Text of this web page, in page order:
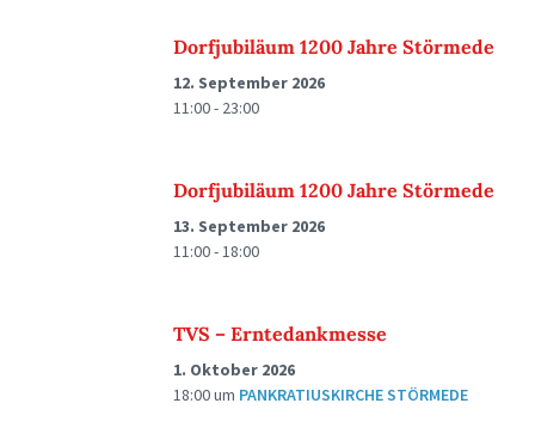
Dorfjubiläum 1200 Jahre Störmede
12. September 2026
11:00 - 23:00
Dorfjubiläum 1200 Jahre Störmede
13. September 2026
11:00 - 18:00
TVS – Erntedankmesse
1. Oktober 2026
18:00um PANKRATIUSKIRCHE STÖRMEDE